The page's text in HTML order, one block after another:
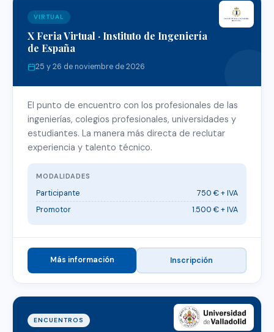
VIRTUAL
X Feria Virtual · Instituto de Ingeniería
de España
25 y 26 de noviembre de 2026
El punto de encuentro con los profesionales de las
ingenierías, colegios profesionales, universidades y
estudiantes. La manera más directa de reclutar
experiencia y talento técnico.
MODALIDADES
Participante
750 € + IVA
Promotor
1.500 € + IVA
Más información Inscripción
ENCUENTROS